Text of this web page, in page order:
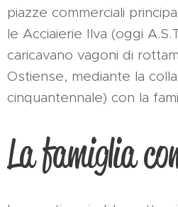
piazze commerciali
le Acciaierie Ilva (oggi
caricavano vagoni di
Ostiense, mediante la
cinquantennale) con la
La famiglia